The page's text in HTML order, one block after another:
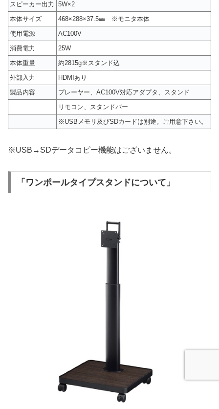
スピーカー出力
5W×2
本体サイズ
468×288×37.5㎜ ※モニタ本体
使用電源
AC100V
消費電力
25W
本体重量
約2815g※スタンド込
外部入力
HDMIあり
製品内容
プレーヤー、AC100V対応アダプタ、スタンド
リモコン、スタンドバー
※USBメモリ及びSDカードは別途。ご用意下さい。
※USB→SDデータコピー機能はございません。
「ワンポールタイプスタンドについて」